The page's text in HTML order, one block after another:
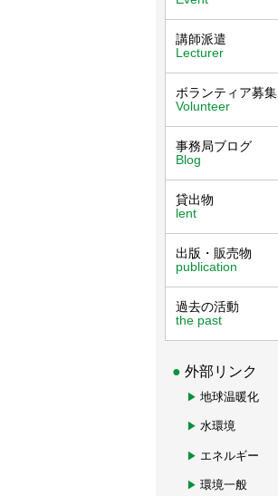
講師派遣
Lecturer
ボランティア募集
Volunteer
事務局ブログ
Blog
貸出物
lent
出版・販売物
publication
過去の活動
the past
外部リンク
地球温暖化
水環境
エネルギー
環境一般